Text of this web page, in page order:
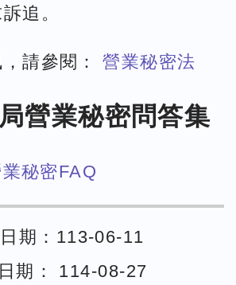
追。
，請參閱：營業秘密法
營業秘密問答集
秘密FAQ
期：113-06-11
期： 114-08-27